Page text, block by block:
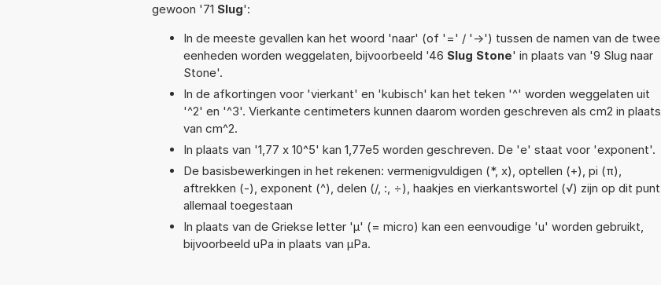
gewoon '71 Slug':
In de meeste gevallen kan het woord 'naar' (of '=' / '->') tussen de namen van de twee
eenheden worden weggelaten, bijvoorbeeld '46 Slug Stone' in plaats van '9 Slug naar
Stone'.
In de afkortingen voor 'vierkant' en 'kubisch' kan het teken '^' worden weggelaten uit
'^2' en '^3'. Vierkante centimeters kunnen daarom worden geschreven als cm2 in plaats
van cm^2.
In plaats van '1,77 x 10^5' kan 1,77e5 worden geschreven. De 'e' staat voor 'exponent'.
De basisbewerkingen in het rekenen: vermenigvuldigen (*, x), optellen (+), pi (π),
aftrekken (-), exponent (^), delen (/, :, ÷), haakjes en vierkantswortel (√) zijn op dit punt
allemaal toegestaan
In plaats van de Griekse letter 'µ' (= micro) kan een eenvoudige 'u' worden gebruikt,
bijvoorbeeld uPa in plaats van µPa.